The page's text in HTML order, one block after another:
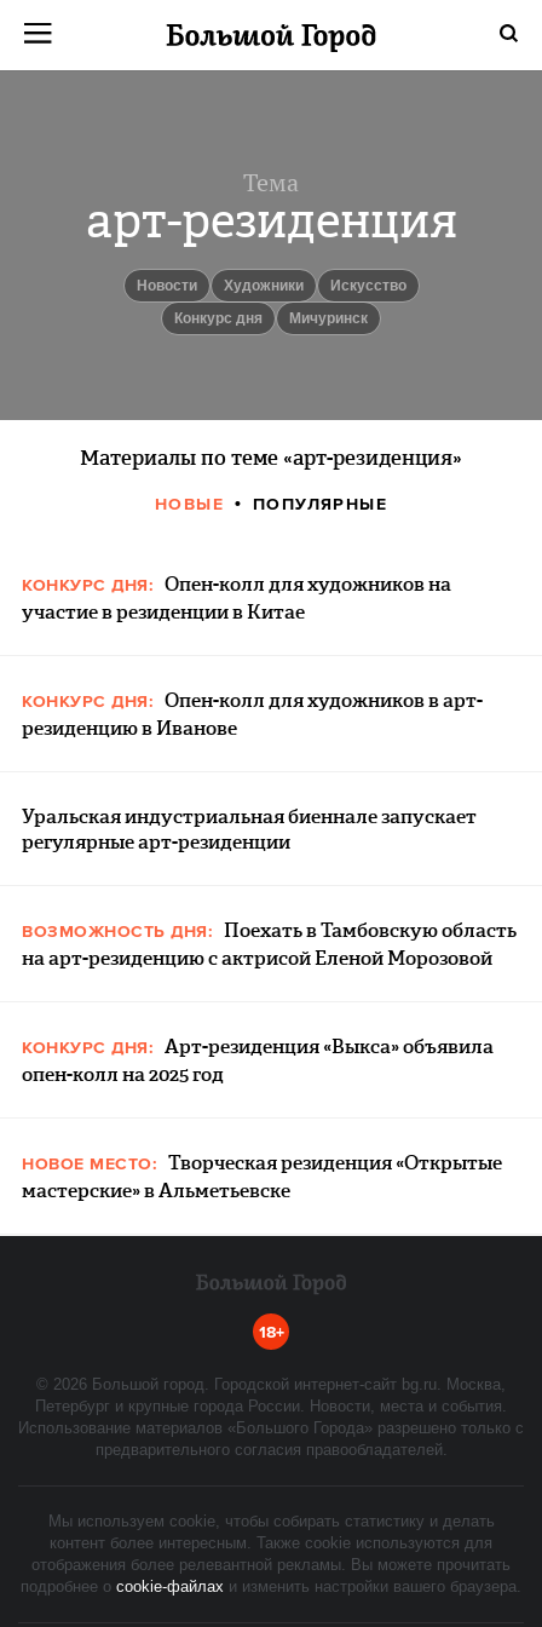
Тема
арт-резиденция
новости Художники
Искусство
Конкурс дня
Мичуринск
Материалы по теме «арт-резиденция»
НОВЫЕ ПОПУЛЯРНЫЕ
КОНКУРС ДНЯ: Опен-колл для художников на
участие в резиденции в Китае
КОНКУРС ДНЯ: Опен-колл для художников в арт-
резиденцию в Иванове
Уральская индустриальная биеннале запускает
регулярные арт-резиденции
ВОЗМОЖНОСТЬ ДНЯ: Поехать в Тамбовскую область
на арт-резиденцию с актрисой Еленой Морозовой
КОНКУРС ДНЯ: Арт-резиденция «Выкса» объявила
опен-колл на 2025 год
НОВОЕ МЕСТО: Творческая резиденция «Открытые
мастерские» в Альметьевске
18+
© 2026 Большой город. Городской интернет-сайт bg.ru. Москва,
Петербург и крупные города России. Новости, места и события.
Использование материалов «Большого Города» разрешено только с
предварительного согласия правообладателей.
Мы используем cookie, чтобы собирать статистику и делать
контент более интересным. Также cookie используются для
отображения более релевантной рекламы. Вы можете прочитать
подробнее о cookie-файлах и изменить настройки вашего браузера.